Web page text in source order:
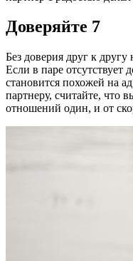
Доверяйте 7
Без доверия друг к
Если в паре отсутствует
становится похожей на
партнеру, считайте, что
отношений один, и от